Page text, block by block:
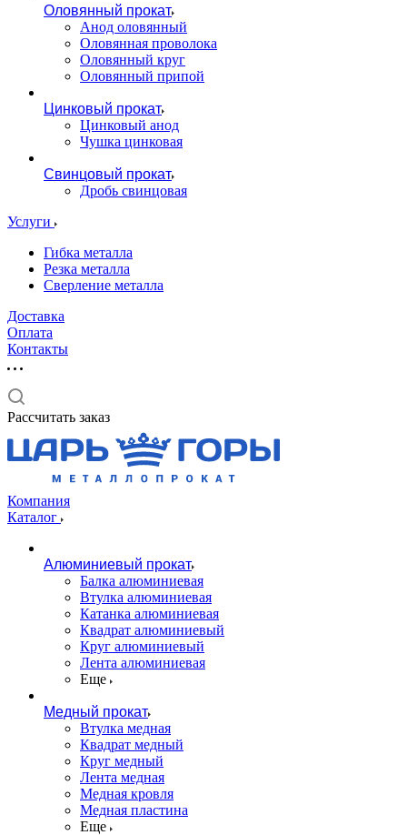
Оловянный прокат
Анод оловянный
Оловянная проволока
Оловянный круг
Оловянный припой
Цинковый прокат
Цинковый анод
Чушка цинковая
Свинцовый прокат
Дробь свинцовая
Услуги
Гибка металла
Резка металла
Сверление металла
Доставка
Оплата
Контакты
Рассчитать заказ
Компания
Каталог
Алюминиевый прокат
Балка алюминиевая
Втулка алюминиевая
Катанка алюминиевая
Квадрат алюминиевый
Круг алюминиевый
Лента алюминиевая
Еще
Медный прокат
Втулка медная
Квадрат медный
Круг медный
Лента медная
Медная кровля
Медная пластина
Еще